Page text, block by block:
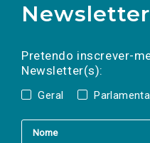
Newsletter
Pretendo inscrever-
Newsletter(s):
Geral
a(s) newsletter(s).
mail